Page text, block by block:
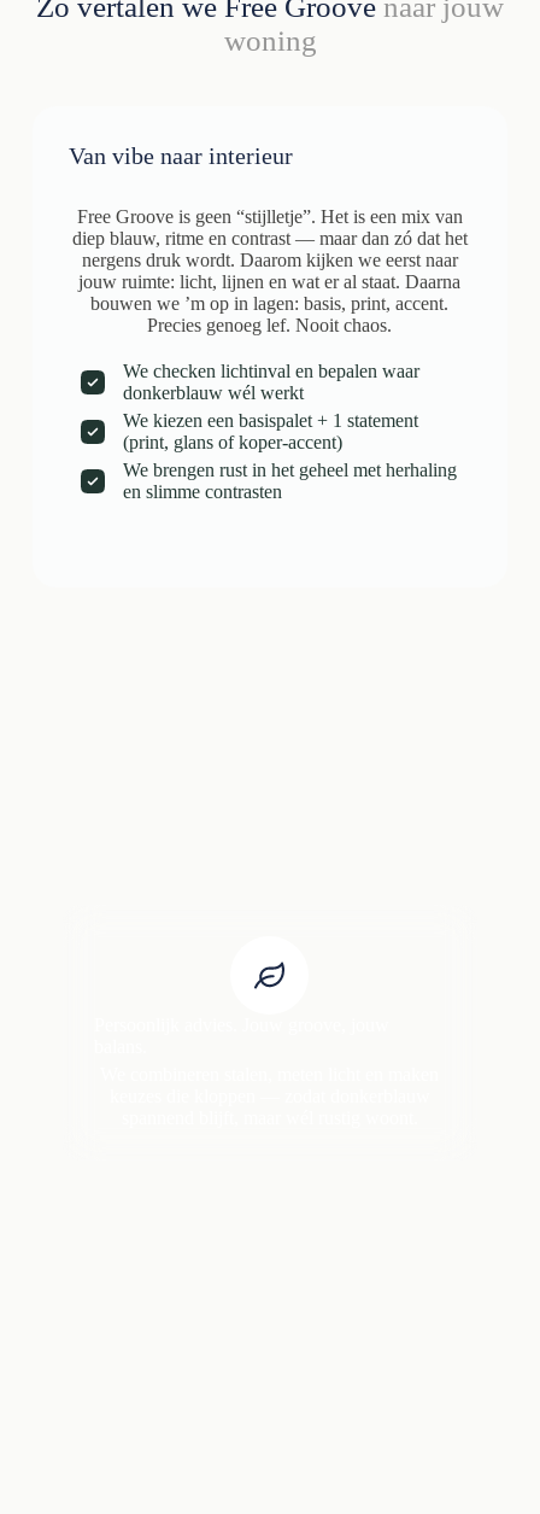
Zo vertalen we Free Groove naar jouw
woning
Van vibe naar interieur
Free Groove is geen “stijlletje”. Het is een mix van
diep blauw, ritme en contrast — maar dan zó dat het
nergens druk wordt. Daarom kijken we eerst naar
jouw ruimte: licht, lijnen en wat er al staat. Daarna
bouwen we ’m op in lagen: basis, print, accent.
Precies genoeg lef. Nooit chaos.
We checken lichtinval en bepalen waar
donkerblauw wél werkt
We kiezen een basispalet + 1 statement
(print, glans of koper-accent)
We brengen rust in het geheel met herhaling
en slimme contrasten